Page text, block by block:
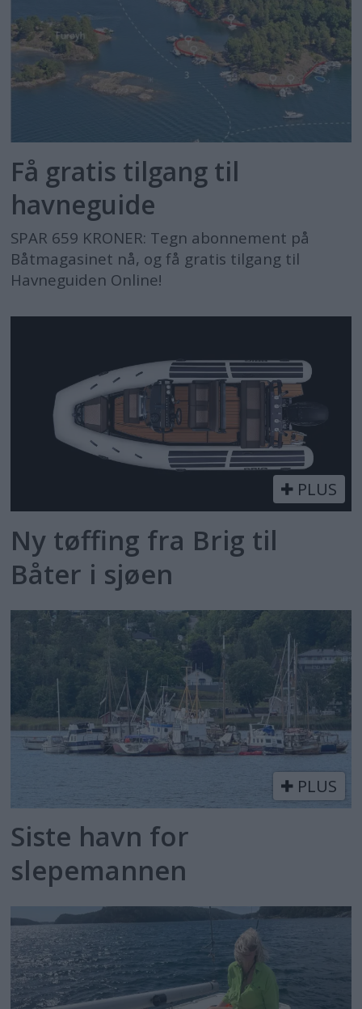
Få gratis tilgang til
havneguide
SPAR 659 KRONER: Tegn abonnement på
Båtmagasinet nå, og få gratis tilgang til
Havneguiden Online!
PLUS
Ny tøffing fra Brig til
Båter i sjøen
PLUS
Siste havn for
slepemannen